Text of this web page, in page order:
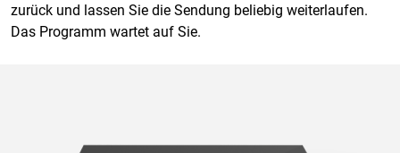
zurück und lassen Sie die Sendung beliebig weiterlaufen.
Das Programm wartet auf Sie.